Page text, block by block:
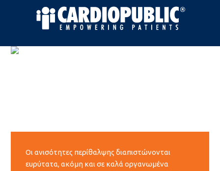
Οι ανισότητες περίθαλψης διαπιστώνονται
ευρύτατα, ακόμη και σε καλά οργανωμένα